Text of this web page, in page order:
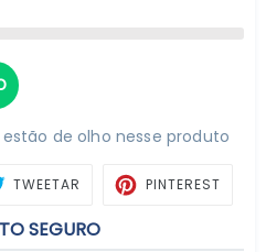
de olho nesse produto
TWEETAR TWEETARPINTERESTPIN
SEGURO